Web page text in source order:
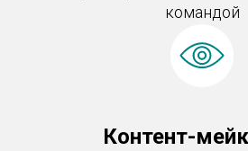
командой
Контент-